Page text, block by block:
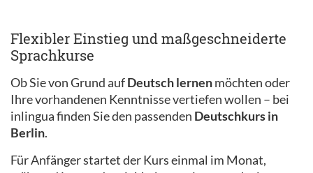
Flexibler Einstieg und maßgeschneiderte
Sprachkurse
Ob Sie von Grund aufDeutsch lernenmöchten oder
Ihre vorhandenen Kenntnisse vertiefen wollen – bei
inlingua finden Sie den passenden Deutschkurs in
Berlin.
Für Anfänger startet der Kurs einmal im Monat,